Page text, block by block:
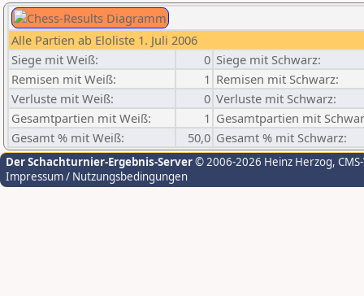
Alle Partien ab Eloliste 1. Juli 2006
Siege mit Weiß:
0 Siege mit Schwarz:
Remisen mit Weiß:
1 Remisen mit Schwarz:
Verluste mit Weiß:
0 Verluste mit Schwarz:
Gesamtpartien mit Weiß:
1 Gesamtpartien mit
Gesamt % mit Weiß:
50,0 Gesamt % mit Schwarz:
Der Schachturnier-Ergebnis-Server© 2006-2026 Heinz Herzog,
Impressum / Nutzungsbedingungen